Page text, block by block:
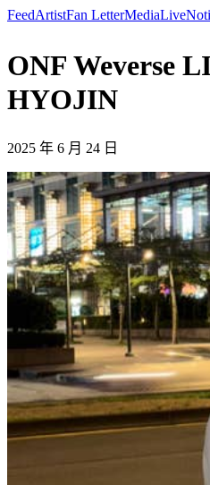
FeedArtistFan LetterMediaLive
ONF Weverse
HYOJIN
2025 年 6 月 24 日